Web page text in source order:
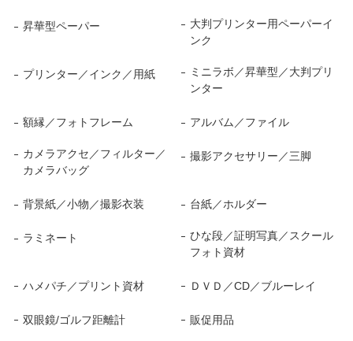
昇華型ペーパー
大判プリンター用ペーパーイ
ンク
プリンター／インク／用紙
ミニラボ／昇華型／大判プリ
ンター
額縁／フォトフレーム アルバム／ファイル
カメラアクセ／フィルター／
カメラバッグ
撮影アクセサリー／三脚
背景紙／小物／撮影衣装 台紙／ホルダー
ラミネート
ひな段／証明写真／スクール
フォト資材
ハメパチ／プリント資材 ＤＶＤ／CD／ブルーレイ
双眼鏡/ゴルフ距離計 販促用品